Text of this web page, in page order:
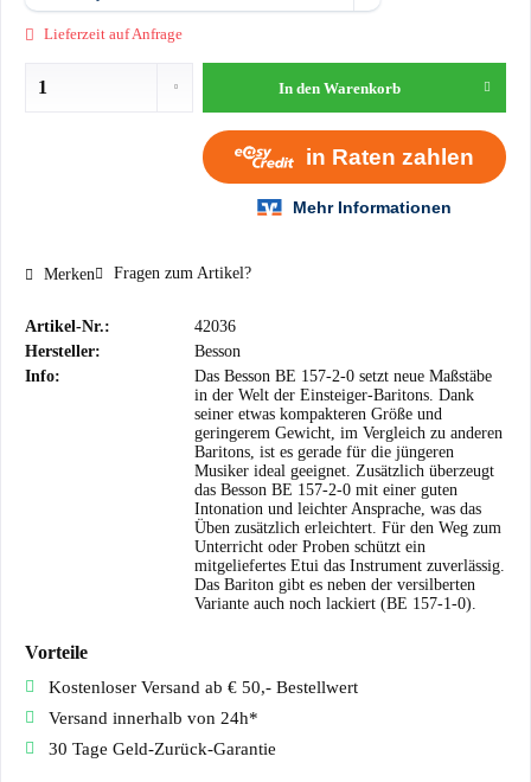
Lieferzeit auf Anfrage
In den Warenkorb
Merken Fragen zum Artikel?
Artikel-Nr.:
42036
Hersteller:
Besson
Info:
Das Besson BE 157-2-0 setzt neue Maßstäbe
in der Welt der Einsteiger-Baritons. Dank
seiner etwas kompakteren Größe und
geringerem Gewicht, im Vergleich zu anderen
Baritons, ist es gerade für die jüngeren
Musiker ideal geeignet. Zusätzlich überzeugt
das Besson BE 157-2-0 mit einer guten
Intonation und leichter Ansprache, was das
Üben zusätzlich erleichtert. Für den Weg zum
Unterricht oder Proben schützt ein
mitgeliefertes Etui das Instrument zuverlässig.
Das Bariton gibt es neben der versilberten
Variante auch noch lackiert (BE 157-1-0).
Vorteile
Kostenloser Versand ab € 50,- Bestellwert
Versand innerhalb von 24h*
30 Tage Geld-Zurück-Garantie